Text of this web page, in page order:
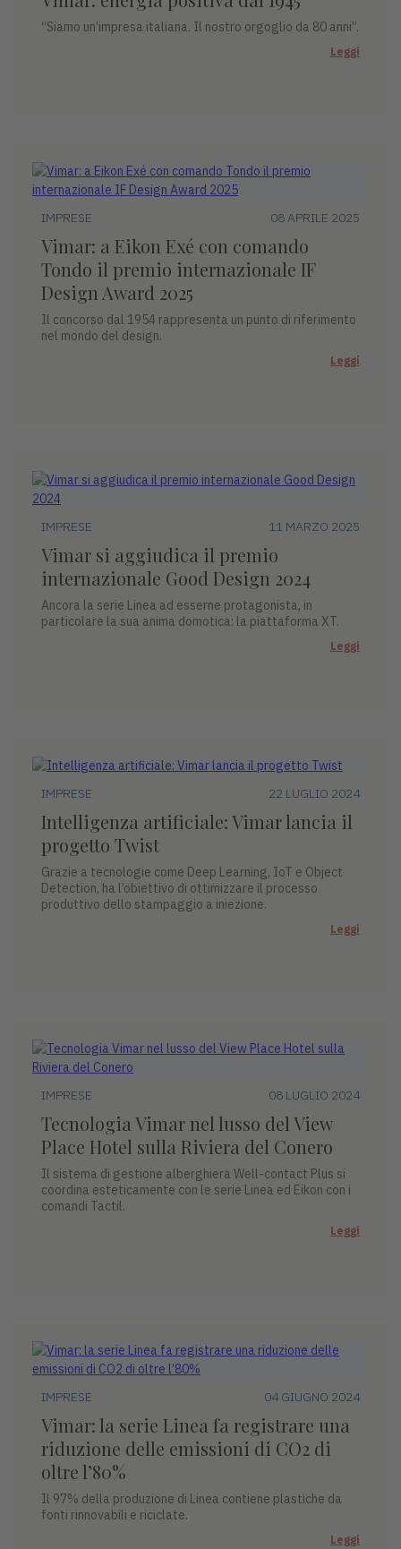
“Siamo un’impresa italiana. Il nostro orgoglio da 80 anni”.
Leggi
IMPRESE 08 APRILE 2025
Vimar: a Eikon Exé con comando
Tondo il premio internazionale IF
Design Award 2025
Il concorso dal 1954 rappresenta un punto di riferimento
nel mondo del design.
Leggi
IMPRESE 11 MARZO 2025
Vimar si aggiudica il premio
internazionale Good Design 2024
Ancora la serie Linea ad esserne protagonista, in
particolare la sua anima domotica: la piattaforma XT.
Leggi
IMPRESE 22 LUGLIO 2024
Intelligenza artificiale: Vimar lancia il
progetto Twist
Grazie a tecnologie come Deep Learning, IoT e Object
Detection, ha l’obiettivo di ottimizzare il processo
produttivo dello stampaggio a iniezione.
Leggi
IMPRESE 08 LUGLIO 2024
Tecnologia Vimar nel lusso del View
Place Hotel sulla Riviera del Conero
Il sistema di gestione alberghiera Well-contact Plus si
coordina esteticamente con le serie Linea ed Eikon con i
comandi Tactil.
Leggi
IMPRESE 04 GIUGNO 2024
Vimar: la serie Linea fa registrare una
riduzione delle emissioni di CO2 di
oltre l’80%
Il 97% della produzione di Linea contiene plastiche da
fonti rinnovabili e riciclate.
Leggi